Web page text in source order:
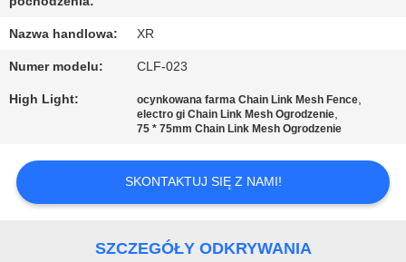
SKONTAKTUJ
SIĘ
Z
POPROSIĆ
WYCENĘ
Nazwa handlowa: XR
Numer modelu: CLF-023
High Light: ocynkowana farma Chain Link Mesh Fence,
electro gi Chain Link Mesh Ogrodzenie,
75 * 75mm Chain Link Mesh Ogrodzenie
SKONTAKTUJ SIĘ Z NAMI!
SZCZEGÓŁY ODKRYWANIA